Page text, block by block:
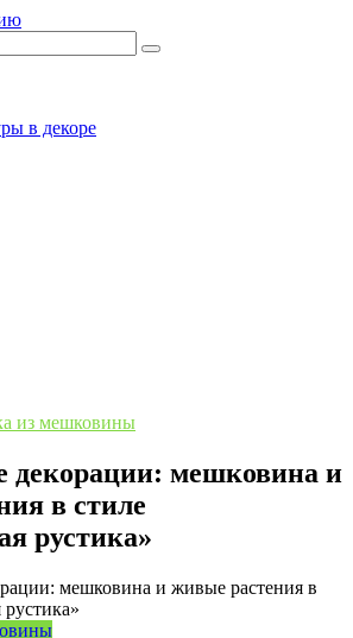
в декоре
из мешковины
декорации: мешковина и
в стиле
рустика»